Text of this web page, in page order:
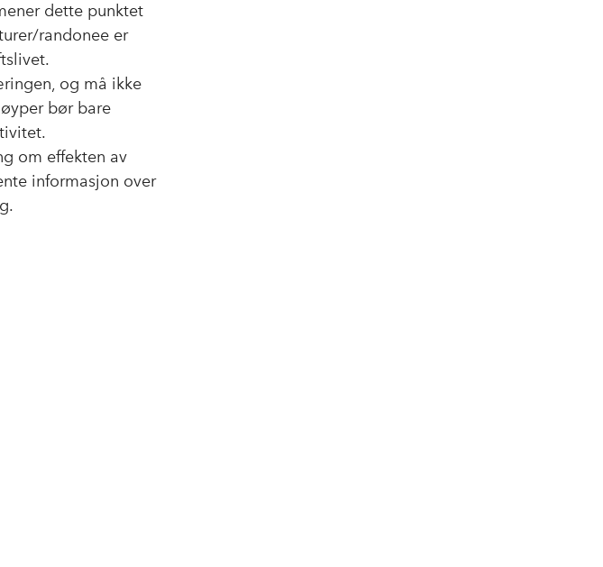
dette punktet
randonee er
og må ikke
bør bare
om effekten av
informasjon over